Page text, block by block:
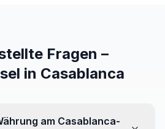
Fragen –
in Casablanca
am Casablanca-